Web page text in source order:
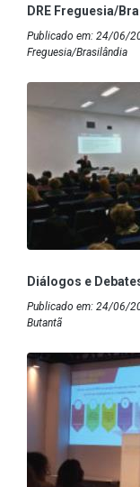
DRE Freguesia/
Publicado em: 24/06/
Freguesia/Brasilândia
Diálogos e
Publicado em: 24/06/
Butantã